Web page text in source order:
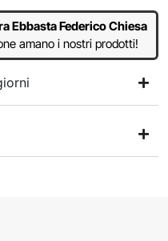
Ebbasta Federico Chiesa
amano i nostri prodotti!